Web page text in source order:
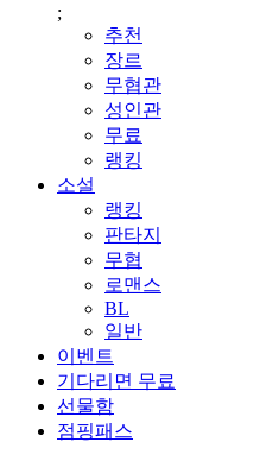
;
추천
장르
무협관
성인관
무료
랭킹
소설
랭킹
판타지
무협
로맨스
BL
일반
이벤트
기다리면 무료
선물함
점핑패스